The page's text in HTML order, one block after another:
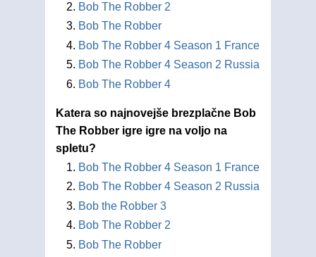
Bob The Robber 2
Bob The Robber
Bob The Robber 4 Season 1 France
Bob The Robber 4 Season 2 Russia
Bob The Robber 4
Katera so najnovejše brezplačne Bob
The Robber igre igre na voljo na
spletu?
Bob The Robber 4 Season 1 France
Bob The Robber 4 Season 2 Russia
Bob the Robber 3
Bob The Robber 2
Bob The Robber